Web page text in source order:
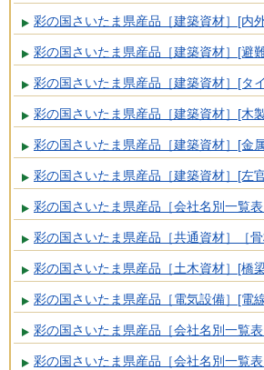
彩の国さいたま県産品［建築資材］[内
彩の国さいたま県産品［建築資材］[避
彩の国さいたま県産品［建築資材］[タ
彩の国さいたま県産品［建築資材］[木
彩の国さいたま県産品［建築資材］[金
彩の国さいたま県産品［建築資材］[左
彩の国さいたま県産品［会社名別一覧
彩の国さいたま県産品［共通資材］［骨
彩の国さいたま県産品［土木資材］[橋
彩の国さいたま県産品［電気設備］[電
彩の国さいたま県産品［会社名別一覧
彩の国さいたま県産品［会社名別一覧